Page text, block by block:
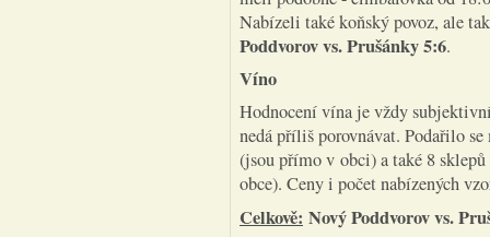
Nabízeli také koňský povoz, ale
Poddvorov vs. Prušánky 5:6.
Víno
Hodnocení vína je vždy
nedá příliš porovnávat. Podařilo
(jsou přímo v obci) a také 8
obce). Ceny i počet nabízených
Celkově: Nový Poddvorov vs.